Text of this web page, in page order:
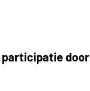
participatie door